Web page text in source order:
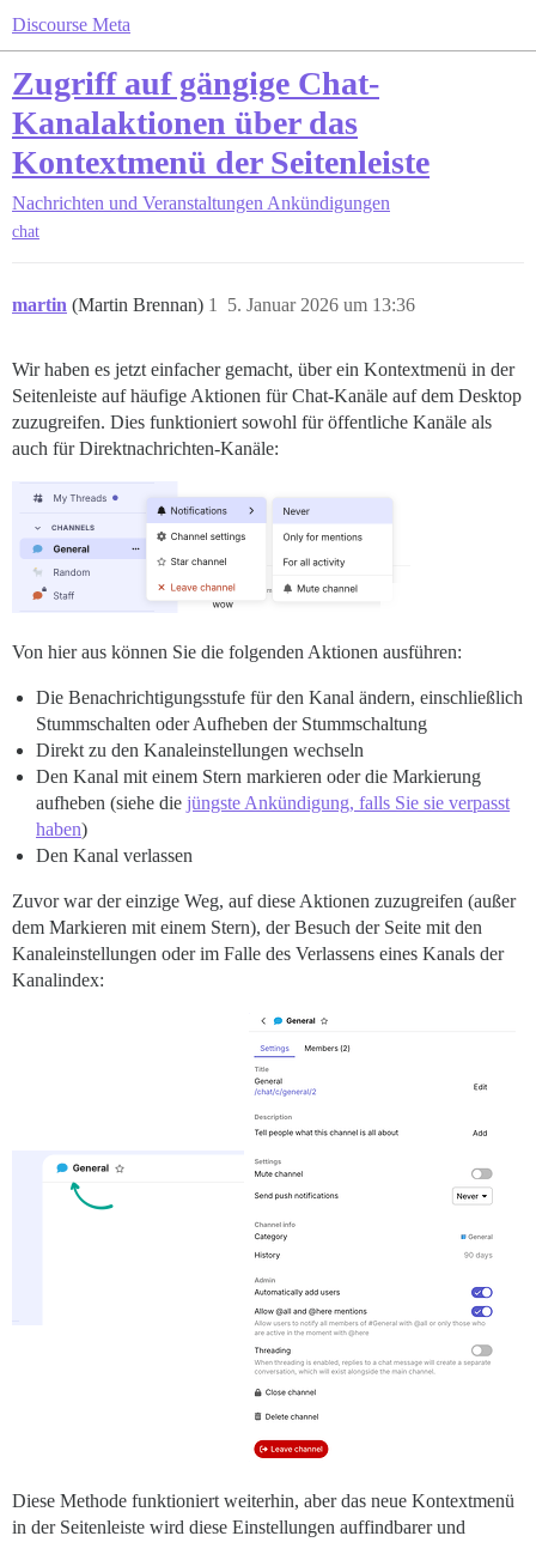
Discourse Meta
Zugriff auf gängige Chat-
Kanalaktionen über das
Kontextmenü der Seitenleiste
Nachrichten und Veranstaltungen Ankündigungen
chat
martin (Martin Brennan) 5. Januar 2026 um 13:36
1
Wir haben es jetzt einfacher gemacht, über ein Kontextmenü in der
Seitenleiste auf häufige Aktionen für Chat-Kanäle auf dem Desktop
zuzugreifen. Dies funktioniert sowohl für öffentliche Kanäle als
auch für Direktnachrichten-Kanäle:
Von hier aus können Sie die folgenden Aktionen ausführen:
Die Benachrichtigungsstufe für den Kanal ändern, einschließlich
Stummschalten oder Aufheben der Stummschaltung
Direkt zu den Kanaleinstellungen wechseln
Den Kanal mit einem Stern markieren oder die Markierung
aufheben (siehe die jüngste Ankündigung, falls Sie sie verpasst
haben)
Den Kanal verlassen
Zuvor war der einzige Weg, auf diese Aktionen zuzugreifen (außer
dem Markieren mit einem Stern), der Besuch der Seite mit den
Kanaleinstellungen oder im Falle des Verlassens eines Kanals der
Kanalindex:
Diese Methode funktioniert weiterhin, aber das neue Kontextmenü
in der Seitenleiste wird diese Einstellungen auffindbarer und